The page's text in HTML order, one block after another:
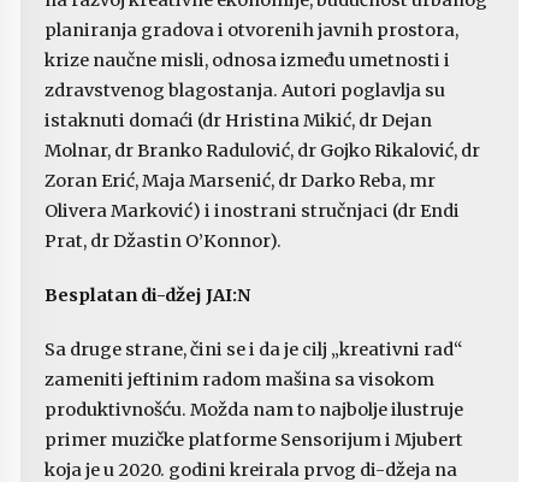
planiranja gradova i otvorenih javnih prostora,
krize naučne misli, odnosa između umetnosti i
zdravstvenog blagostanja. Autori poglavlja su
istaknuti domaći (dr Hristina Mikić, dr Dejan
Molnar, dr Branko Radulović, dr Gojko Rikalović, dr
Zoran Erić, Maja Marsenić, dr Darko Reba, mr
Olivera Marković) i inostrani stručnjaci (dr Endi
Prat, dr Džastin O’Konnor).
Besplatan di-džej JAI:N
Sa druge strane, čini se i da je cilj „kreativni rad“
zameniti jeftinim radom mašina sa visokom
produktivnošću. Možda nam to najbolje ilustruje
primer muzičke platforme Sensorijum i Mjubert
koja je u 2020. godini kreirala prvog di-džeja na